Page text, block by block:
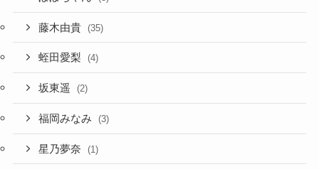
藤木由貴 (35)
蛭田愛梨 (4)
坂東遥 (2)
福岡みなみ (3)
星乃夢奈 (1)